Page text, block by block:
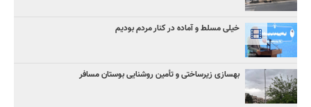
خیلی مسلط و آماده در کنار مردم بودیم
بهسازی زیرساختی و تأمین روشنایی بوستان مسافر